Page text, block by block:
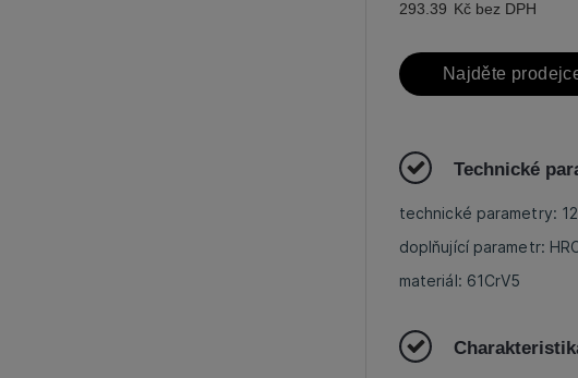
293.39 Kč bez DPH
Najděte
Technické
technické parametry:
doplňující parametr:
materiál: 61CrV5